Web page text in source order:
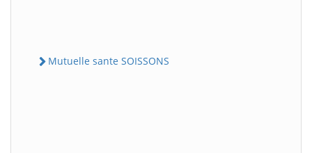
Mutuelle sante SOISSONS